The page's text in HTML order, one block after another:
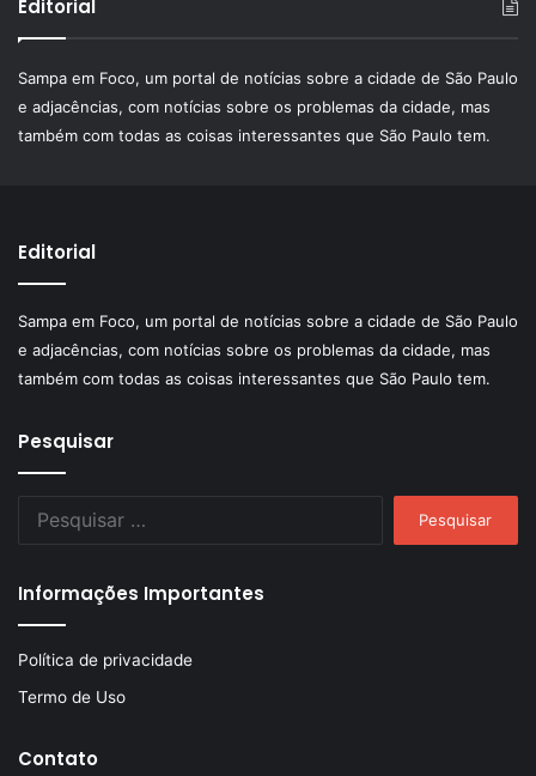
Editorial
Sampa em Foco, um portal de notícias sobre a cidade de São Paulo
e adjacências, com notícias sobre os problemas da cidade, mas
também com todas as coisas interessantes que São Paulo tem.
Editorial
Sampa em Foco, um portal de notícias sobre a cidade de São Paulo
e adjacências, com notícias sobre os problemas da cidade, mas
também com todas as coisas interessantes que São Paulo tem.
Pesquisar
Informações Importantes
Política de privacidade
Termo de Uso
Contato